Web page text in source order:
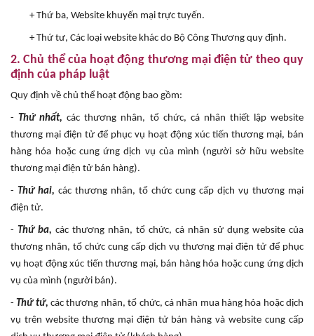
+ Thứ ba, Website khuyến mại trực tuyến.
+ Thứ tư, Các loại website khác do Bộ Công Thương quy định.
2. Chủ thể của hoạt động thương mại điện tử theo quy
định của pháp luật
Quy định về chủ thể hoạt động bao gồm:
- Thứ nhất, các thương nhân, tổ chức, cá nhân thiết lập website
thương mại điện tử để phục vụ hoạt động xúc tiến thương mại, bán
hàng hóa hoặc cung ứng dịch vụ của mình (người sở hữu website
thương mại điện tử bán hàng).
- Thứ hai, các thương nhân, tổ chức cung cấp dịch vụ thương mại
điện tử.
- Thứ ba, các thương nhân, tổ chức, cá nhân sử dụng website của
thương nhân, tổ chức cung cấp dịch vụ thương mại điện tử để phục
vụ hoạt động xúc tiến thương mại, bán hàng hóa hoặc cung ứng dịch
vụ của mình (người bán).
- Thứ tứ, các thương nhân, tổ chức, cá nhân mua hàng hóa hoặc dịch
vụ trên website thương mại điện tử bán hàng và website cung cấp